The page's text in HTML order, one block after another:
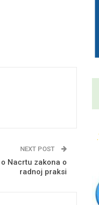
NEXT POST
Nacrtu zakona o
radnoj praksi